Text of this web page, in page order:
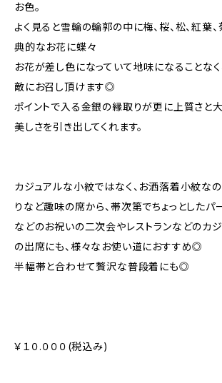
お色。
よく見ると雪輪の輪郭の中に梅、桜、松、紅葉
典的なお花に蝶々
お花が差し色になっていて地味になることな
敵にお召し頂けます◎
ポイントで入る金銀の縁取りが更に上質さと
美しさを引き出してくれます。
カジュアルな小紋ではなく、お洒落着小紋な
りなど趣味の席から、帯次第でちょっとしたパ
などのお祝いの二次会やレストランなどのカ
の出席にも、様々なお使い道におすすめ◎
半幅帯と合わせて贅沢な普段着にも◎
￥１０.０００(税込み)